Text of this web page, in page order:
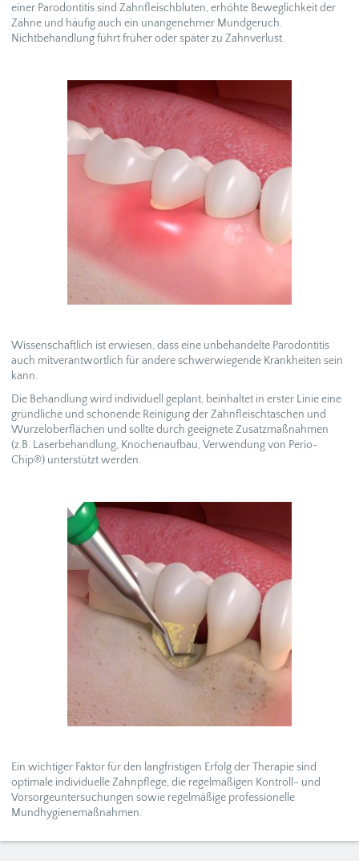
einer Parodontitis sind Zahnfleischbluten, erhöhte Beweglichkeit der
Zähne und häufig auch ein unangenehmer Mundgeruch.
Nichtbehandlung führt früher oder später zu Zahnverlust.
Wissenschaftlich ist erwiesen, dass eine unbehandelte Parodontitis
auch mitverantwortlich für andere schwerwiegende Krankheiten sein
kann.
Die Behandlung wird individuell geplant, beinhaltet in erster Linie eine
gründliche und schonende Reinigung der Zahnfleischtaschen und
Wurzeloberflächen und sollte durch geeignete Zusatzmaßnahmen
(z.B. Laserbehandlung, Knochenaufbau, Verwendung von Perio-
Chip®) unterstützt werden.
Ein wichtiger Faktor für den langfristigen Erfolg der Therapie sind
optimale individuelle Zahnpflege, die regelmäßigen Kontroll- und
Vorsorgeuntersuchungen sowie regelmäßige professionelle
Mundhygienemaßnahmen.